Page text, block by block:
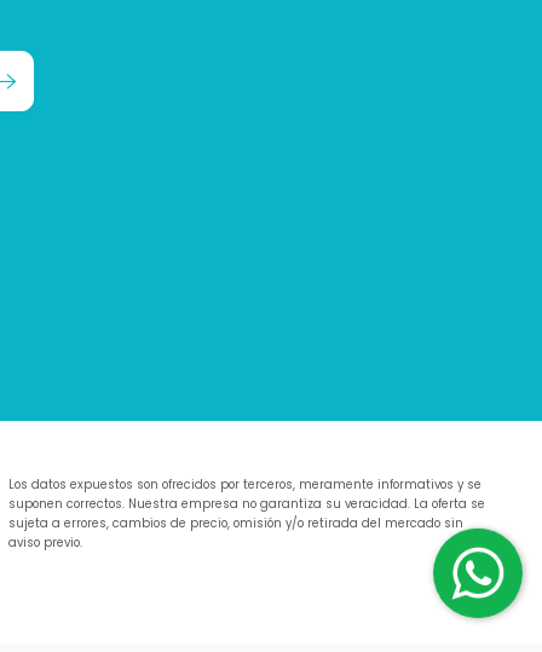
Los datos expuestos son ofrecidos por terceros, meramente informativos y se
suponen correctos. Nuestra empresa no garantiza su veracidad. La oferta se
sujeta a errores, cambios de precio, omisión y/o retirada del mercado sin
aviso previo.